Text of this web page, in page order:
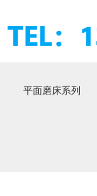
平面磨床系列